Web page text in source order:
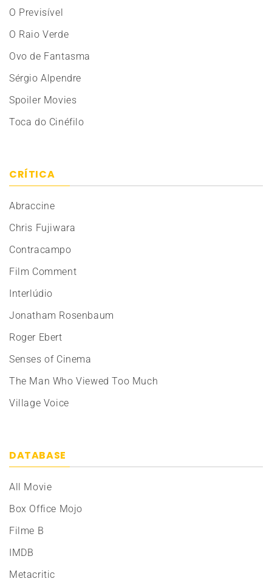
O Previsível
O Raio Verde
Ovo de Fantasma
Sérgio Alpendre
Spoiler Movies
Toca do Cinéfilo
CRÍTICA
Abraccine
Chris Fujiwara
Contracampo
Film Comment
Interlúdio
Jonatham Rosenbaum
Roger Ebert
Senses of Cinema
The Man Who Viewed Too Much
Village Voice
DATABASE
All Movie
Box Office Mojo
Filme B
IMDB
Metacritic